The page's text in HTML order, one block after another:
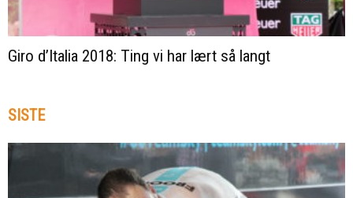
Giro d’Italia 2018: Ting vi har lært så langt
SISTE